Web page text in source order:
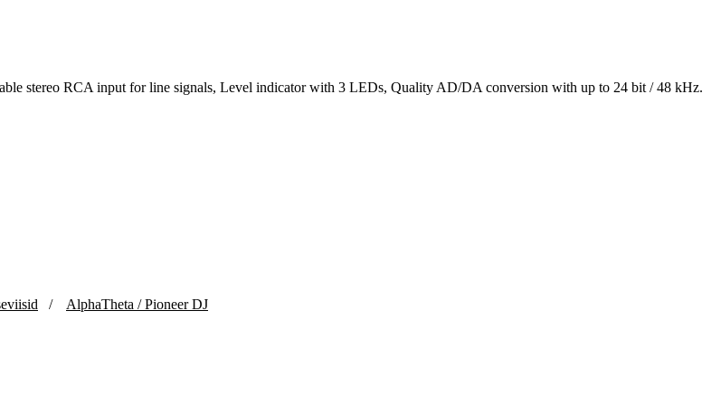
stereo RCA input for line signals, Level indicator with 3 LEDs, Quality AD/DA conversion with up to 24 bit / 48 kHz.
/ AlphaTheta / Pioneer DJ